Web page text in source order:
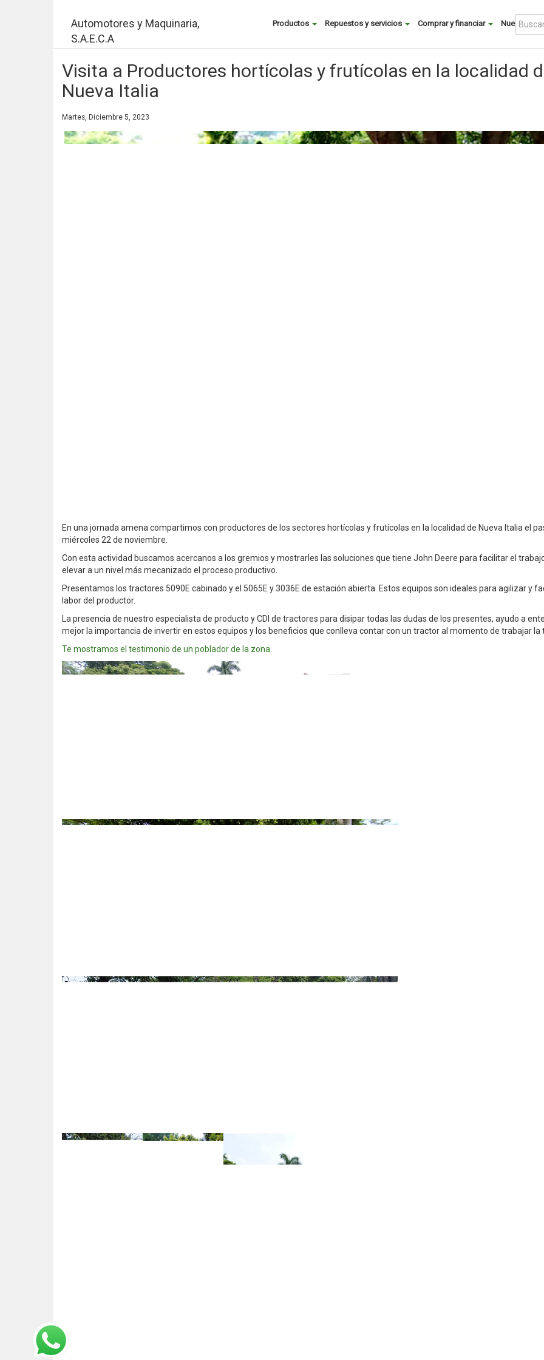
Automotores y Maquinaria,
S.A.E.C.A
Buscar
menu
Productos Repuestos y servicios Comprar y financiar Nuestra
Visita a Productores hortícolas y frutícolas en la localidad
Nueva Italia
Martes, Diciembre 5, 2023
En una jornada amena compartimos con productores de los sectores hortícolas y frutícolas en la localidad de Nueva Italia el
miércoles 22 de noviembre.
Con esta actividad buscamos acercanos a los gremios y mostrarles las soluciones que tiene John Deere para facilitar el
elevar a un nivel más mecanizado el proceso productivo.
Presentamos los tractores 5090E cabinado y el 5065E y 3036E de estación abierta. Estos equipos son ideales para agilizar y
labor del productor.
La presencia de nuestro especialista de producto y CDI de tractores para disipar todas las dudas de los presentes, ayudo a
mejor la importancia de invertir en estos equipos y los beneficios que conlleva contar con un tractor al momento de trabajar la
Te mostramos el testimonio de un poblador de la zona.